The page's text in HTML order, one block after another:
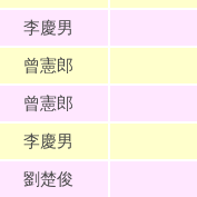
李慶男
曾憲郎
曾憲郎
李慶男
劉楚俊